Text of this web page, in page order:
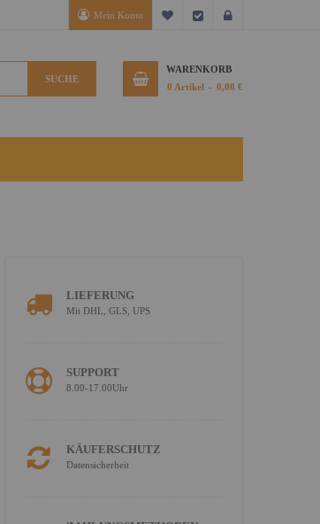
Mein Konto Mein Wunschzettel
Kasse
SUCHE
WARENKORB
0 Artikel 0,00 €
LIEFERUNG
Mit DHL, GLS, UPS
SUPPORT
8.00-17.00Uhr
KÄUFERSCHUTZ
Datensicherheit